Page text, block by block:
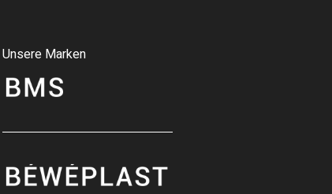
Unsere Marken